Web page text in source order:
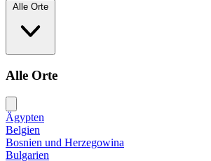
Alle Orte
Alle Orte
Ägypten
Belgien
Bosnien und Herzegowina
Bulgarien